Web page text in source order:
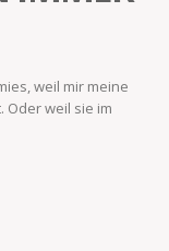
weil mir meine
Oder weil sie im